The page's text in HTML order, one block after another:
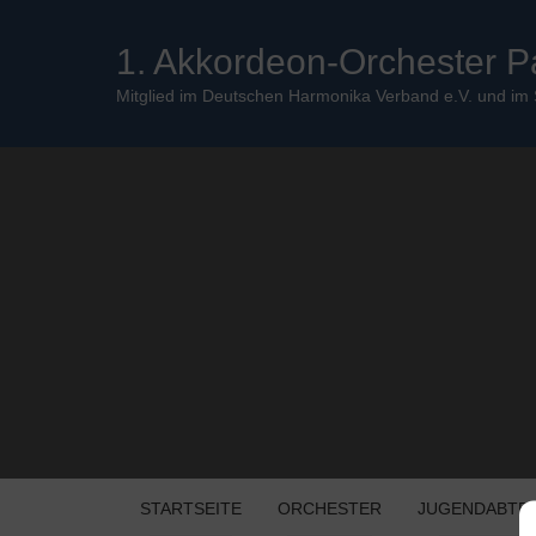
1. Akkordeon-Orchester
Mitglied im Deutschen Harmonika Verband e.V. und
STARTSEITE ORCHESTER